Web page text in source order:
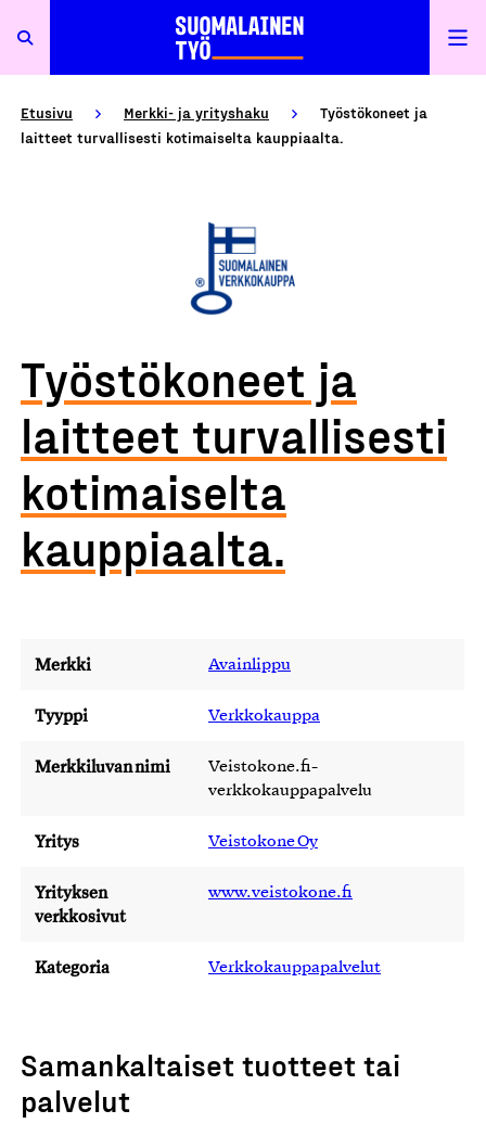
Etusivu Merkki- ja yrityshaku
Työstökoneet ja
laitteet turvallisesti kotimaiselta kauppiaalta.
Työstökoneet ja
laitteet turvallisesti
kotimaiselta
kauppiaalta.
Merkki Avainlippu
Tyyppi Verkkokauppa
Merkkiluvan nimi
Veistokone.fi-
verkkokauppapalvelu
Yritys Veistokone Oy
Yrityksen
verkkosivut
www.veistokone.fi
Kategoria Verkkokauppapalvelut
Samankaltaiset tuotteet tai
palvelut